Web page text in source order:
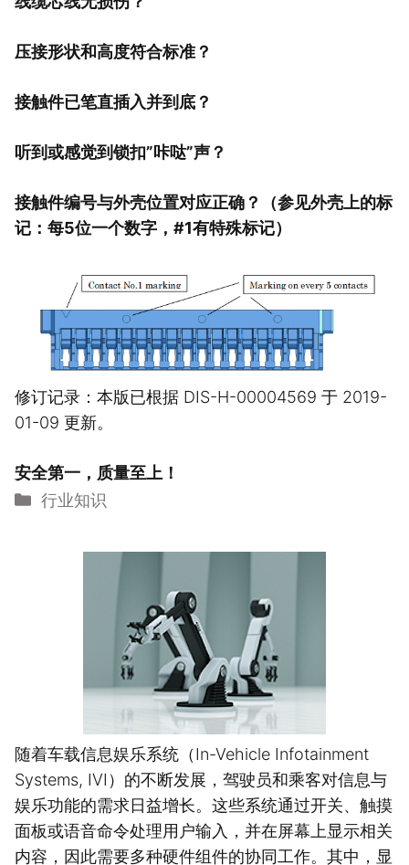
压接形状和高度符合标准？
接触件已笔直插入并到底？
听到或感觉到锁扣”咔哒”声？
接触件编号与外壳位置对应正确？（参见外壳上的标
记：每5位一个数字，#1有特殊标记）
修订记录：本版已根据 DIS-H-00004569 于 2019-
01-09 更新。
安全第一，质量至上！
分
行业知识
随着车载信息娱乐系统（In-Vehicle Infotainment
Systems, IVI）的不断发展，驾驶员和乘客对信息与
娱乐功能的需求日益增长。这些系统通过开关、触摸
面板或语音命令处理用户输入，并在屏幕上显示相关
内容，因此需要多种硬件组件的协同工作。其中，显